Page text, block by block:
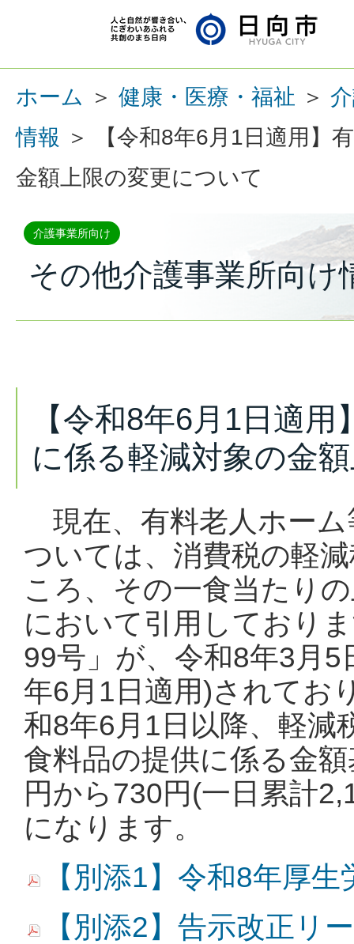
ホーム ＞ 健康・医療・福祉 ＞
情報 ＞ 【令和8年6月1日適用】
金額上限の変更について
介護事業所向け
その他介護事業所向け
【令和8年6月1日適
に係る軽減対象の金
現在、有料老人ホー
ついては、消費税の軽
ころ、その一食当たり
において引用しており
99号」が、令和8年3月
年6月1日適用)されてお
和8年6月1日以降、軽減
食料品の提供に係る金
円から730円(一日累計
になります。
【別添1】令和8年厚
【別添2】告示改正リ